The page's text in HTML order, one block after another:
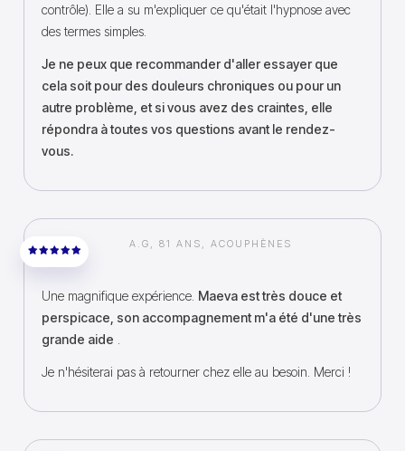
contrôle). Elle a su m'expliquer ce qu'était l'hypnose avec
des termes simples.
Je ne peux que recommander d'aller essayer que
cela soit pour des douleurs chroniques ou pour un
autre problème, et si vous avez des craintes, elle
répondra à toutes vos questions avant le rendez-
vous.
A.G, 81 ANS, ACOUPHÈNES
Une magnifique expérience. Maeva est très douce et
perspicace, son accompagnement m'a été d'une très
grande aide
Je n'hésiterai pas à retourner chez elle au besoin. Merci !